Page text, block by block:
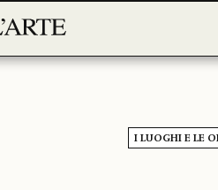
I LUOGHI E LE